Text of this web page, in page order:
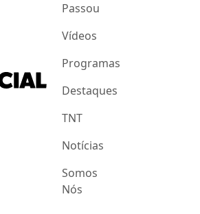
Passou
Vídeos
Programas
Destaques
TNT
Notícias
Somos
Nós